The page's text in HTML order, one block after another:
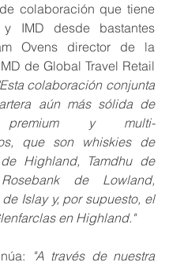
colaboración que tiene
IMD desde bastantes
Ovens director de la
de Global Travel Retail
colaboración conjunta
aún más sólida de
premium y multi-
que son whiskies de
Highland, Tamdhu de
de Lowland,
Islay y, por supuesto, el
en Highland."
"A través de nuestra